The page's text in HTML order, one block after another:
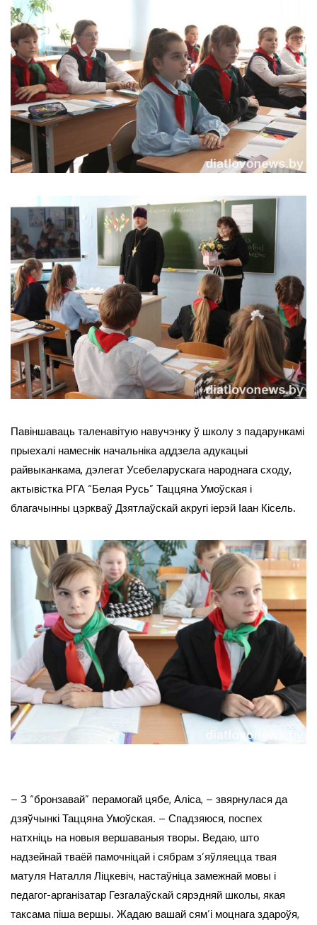
Павіншаваць таленавітую навучэнку ў школу з падарункамі
прыехалі намеснік начальніка аддзела адукацыі
райвыканкама, дэлегат Усебеларускага народнага сходу,
актывістка РГА “Белая Русь” Таццяна Умоўская і
благачынны цэркваў Дзятлаўскай акругі іерэй Іаан Кісель.
– З “бронзавай” перамогай цябе, Аліса, – звярнулася да
дзяўчынкі Таццяна Умоўская. – Спадзяюся, поспех
натхніць на новыя вершаваныя творы. Ведаю, што
надзейнай тваёй памочніцай і сябрам з’яўляецца твая
матуля Наталля Ліцкевіч, настаўніца замежнай мовы і
педагог-арганізатар Гезгалаўскай сярэдняй школы, якая
таксама піша вершы. Жадаю вашай сям’і моцнага здароўя,